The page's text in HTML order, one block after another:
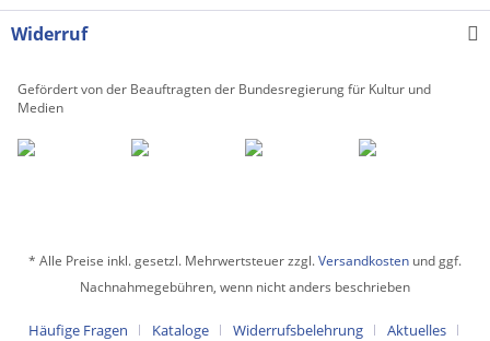
Widerruf
Gefördert von der Beauftragten der Bundesregierung für Kultur und
Medien
* Alle Preise inkl. gesetzl. Mehrwertsteuer zzgl.Versandkosten und ggf.
Nachnahmegebühren, wenn nicht anders beschrieben
Häufige Fragen Kataloge Widerrufsbelehrung Aktuelles